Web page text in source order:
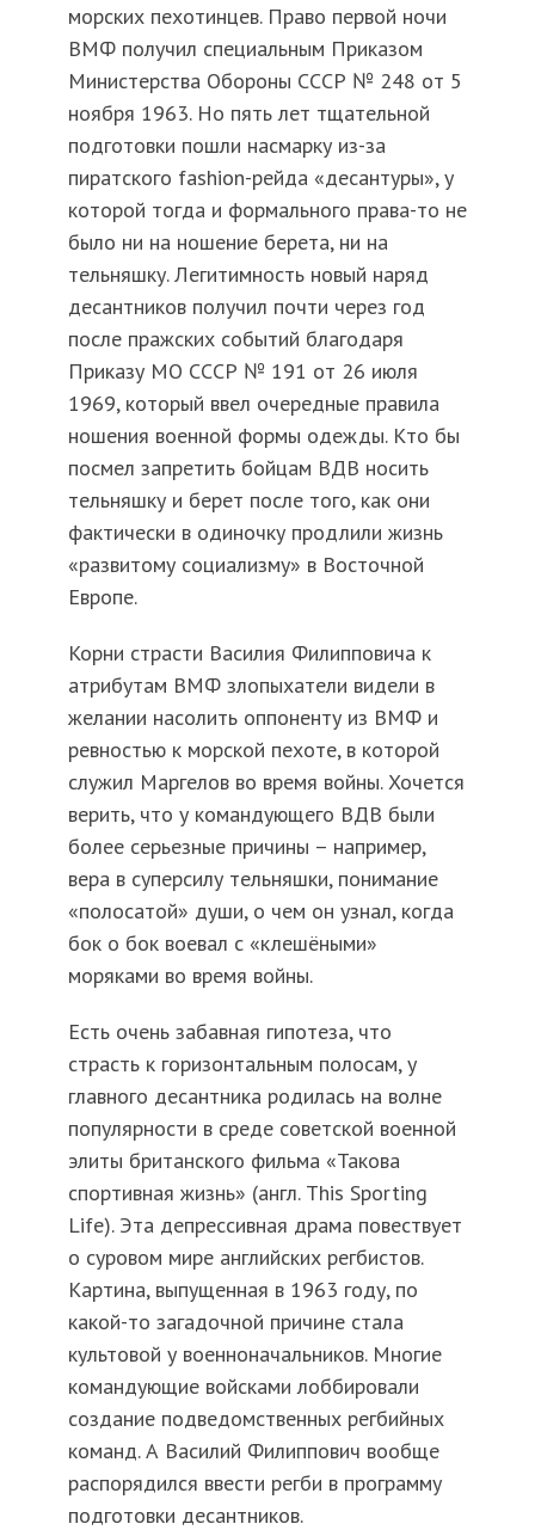
морских пехотинцев. Право первой ночи
ВМФ получил специальным Приказом
Министерства Обороны СССР № 248 от 5
ноября 1963. Но пять лет тщательной
подготовки пошли насмарку из-за
пиратского fashion-рейда «десантуры», у
которой тогда и формального права-то не
было ни на ношение берета, ни на
тельняшку. Легитимность новый наряд
десантников получил почти через год
после пражских событий благодаря
Приказу МО СССР № 191 от 26 июля
1969, который ввел очередные правила
ношения военной формы одежды. Кто бы
посмел запретить бойцам ВДВ носить
тельняшку и берет после того, как они
фактически в одиночку продлили жизнь
«развитому социализму» в Восточной
Европе.
Корни страсти Василия Филипповича к
атрибутам ВМФ злопыхатели видели в
желании насолить оппоненту из ВМФ и
ревностью к морской пехоте, в которой
служил Маргелов во время войны. Хочется
верить, что у командующего ВДВ были
более серьезные причины – например,
вера в суперсилу тельняшки, понимание
«полосатой» души, о чем он узнал, когда
бок о бок воевал с «клешёными»
моряками во время войны.
Есть очень забавная гипотеза, что
страсть к горизонтальным полосам, у
главного десантника родилась на волне
популярности в среде советской военной
элиты британского фильма «Такова
спортивная жизнь» (англ. This Sporting
Life). Эта депрессивная драма повествует
о суровом мире английских регбистов.
Картина, выпущенная в 1963 году, по
какой-то загадочной причине стала
культовой у военноначальников. Многие
командующие войсками лоббировали
создание подведомственных регбийных
команд. А Василий Филиппович вообще
распорядился ввести регби в программу
подготовки десантников.